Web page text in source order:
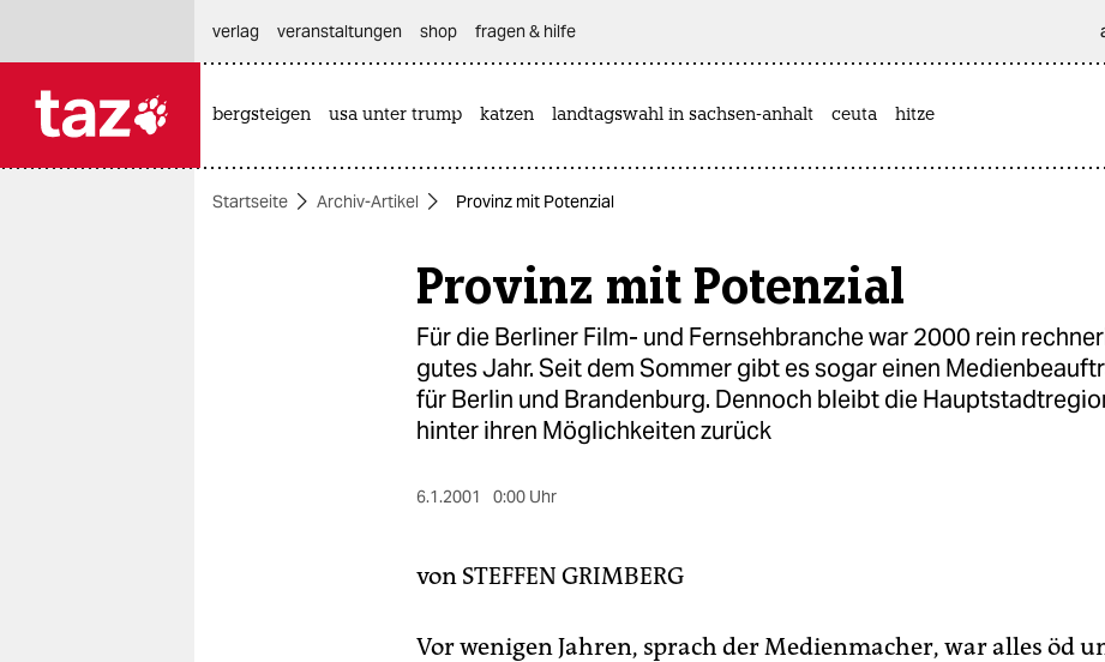
themen
verlag
veranstaltungen shop fragen & hilfe
bergsteigen usa unter trump katzen landtagswahl in sachsen-anhalt ceuta hitze
Startseite Archiv-Artikel Provinz mit Potenzial
Provinz mit Potenzial
Für die Berliner Film- und Fernsehbranche war 2000 rein
gutes Jahr. Seit dem Sommer gibt es sogar einen
für Berlin und Brandenburg. Dennoch bleibt die
hinter ihren Möglichkeiten zurück
6.1.2001 0:00 Uhr
von STEFFEN GRIMBERG
Vor wenigen Jahren, sprach der Medienmacher, war alles öd